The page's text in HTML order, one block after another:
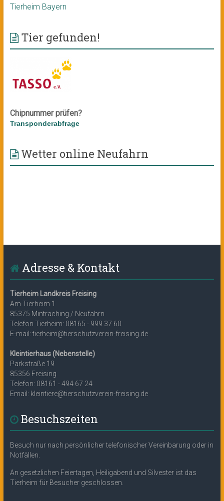
Tierheim Bayern
Tier gefunden!
Chipnummer prüfen?
Transponderabfrage
Wetter online Neufahrn
Adresse & Kontakt
Tierheim Landkreis Freising
Am Tierheim 1
85375 Mintraching / Neufahrn
Telefon Tierheim: 08165 - 999 37 60
E-mail: tierheim@tierschutzverein-freising.de
Kleintierhaus (Nebenstelle)
Parkstraße 19
85356 Freising
Telefon: 08161 - 494 67 24
Email: kleintiere@tierschutzverein-freising.de
Besuchszeiten
Besuch nur nach persönlicher telefonischer Vereinbarung oder in
Notfällen.
An gesetzlichen Feiertagen, Heiligabend und Silvester ist das
Tierheim für Besucher geschlossen.